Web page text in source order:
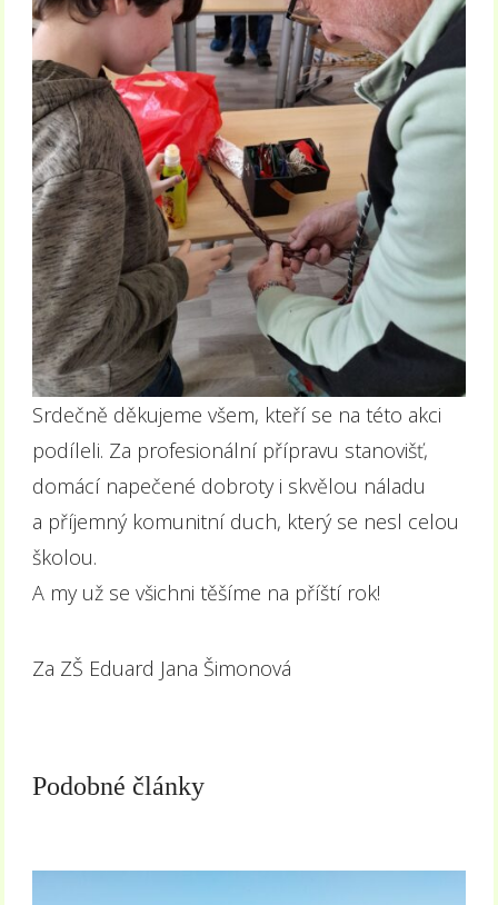
Srdečně děkujeme všem, kteří se na této akci
podíleli. Za profesionální přípravu stanovišť,
domácí napečené dobroty i skvělou náladu
a příjemný komunitní duch, který se nesl celou
školou.
A my už se všichni těšíme na příští rok!
Za ZŠ Eduard Jana Šimonová
Podobné články